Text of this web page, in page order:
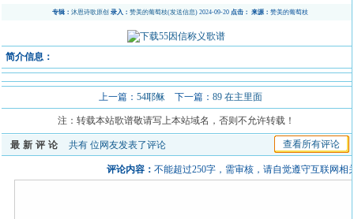
专辑： 沐恩诗歌原创 录入： 赞美的葡萄枝(发送信息) 2024-09-20点击： 来源： 赞美的葡萄枝
简介信息：
上一篇：54耶稣 下一篇：89 在主里面
注：转载本站歌谱敬请写上本站域名，否则不允许转载！
最新评论 共有位网友发表了评论 查看所有评论
评论内容：不能超过250字，需审核，请自觉遵守互联网相